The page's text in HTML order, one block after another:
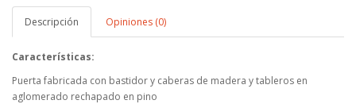
Descripción Opiniones (0)
Características:
Puerta fabricada con bastidor y caberas de madera y tableros en
aglomerado rechapado en pino